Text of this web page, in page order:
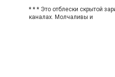
* * * Это отблески скрытой
каналах. Молчаливы и